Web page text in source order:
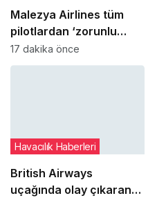
Malezya Airlines tüm
pilotlardan ‘zorunlu
uyuşturucu testi’ istedi:
Sırada kabin memurları
17 dakika önce
British Airways
uçağında olay çıkaran
Havacılık Haberleri